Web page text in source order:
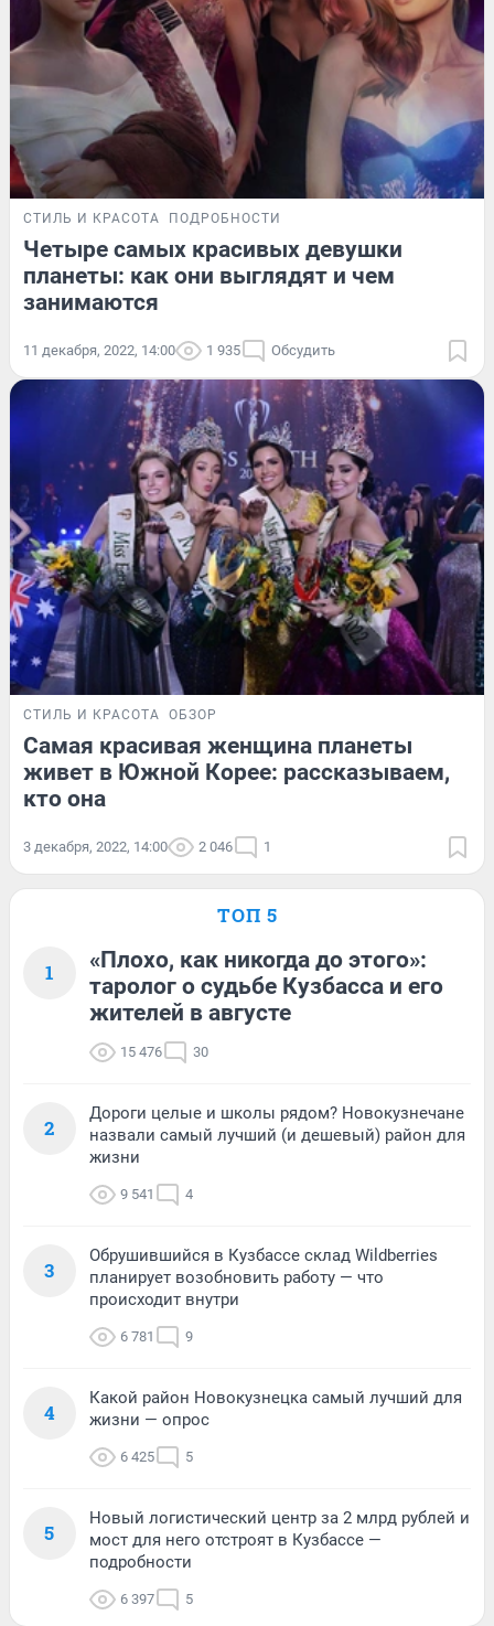
СТИЛЬ И КРАСОТА ПОДРОБНОСТИ
Четыре самых красивых девушки
планеты: как они выглядят и чем
занимаются
11 декабря, 2022, 14:00 1 935 Обсудить
СТИЛЬ И КРАСОТА ОБЗОР
Самая красивая женщина планеты
живет в Южной Корее: рассказываем,
кто она
3 декабря, 2022, 14:00 2 046 1
ТОП 5
1
«Плохо, как никогда до этого»:
таролог о судьбе Кузбасса и его
жителей в августе
15 476 30
2
Дороги целые и школы рядом? Новокузнечане
назвали самый лучший (и дешевый) район для
жизни
9 541 4
3
Обрушившийся в Кузбассе склад Wildberries
планирует возобновить работу — что
происходит внутри
6 781 9
4
Какой район Новокузнецка самый лучший для
жизни — опрос
6 425 5
5
Новый логистический центр за 2 млрд рублей и
мост для него отстроят в Кузбассе —
подробности
6 397 5